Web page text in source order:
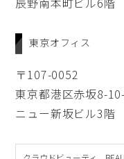
東京オフィス
〒107-0052
東京都港区赤坂8-
ニュー新坂ビル3階